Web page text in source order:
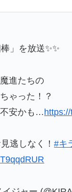
」を放送✨✨
進たちの
ゃった！？
安かも… https://
逃しなく！ #キ
ジャー